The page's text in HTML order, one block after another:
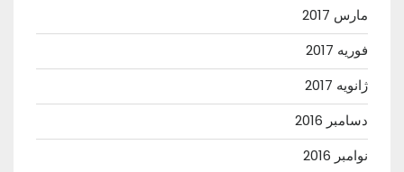
مارس 2017
فوریه 2017
ژانویه 2017
دسامبر 2016
نوامبر 2016